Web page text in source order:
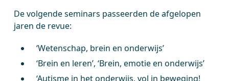
De volgende seminars passeerden de afgelopen
jaren de revue:
‘Wetenschap, brein en onderwijs’
‘Brein en leren’, ‘Brein, emotie en onderwijs’
‘Autisme in het onderwijs, vol in beweging!